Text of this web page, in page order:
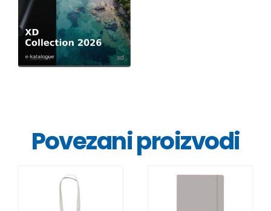
Povezani proizvodi